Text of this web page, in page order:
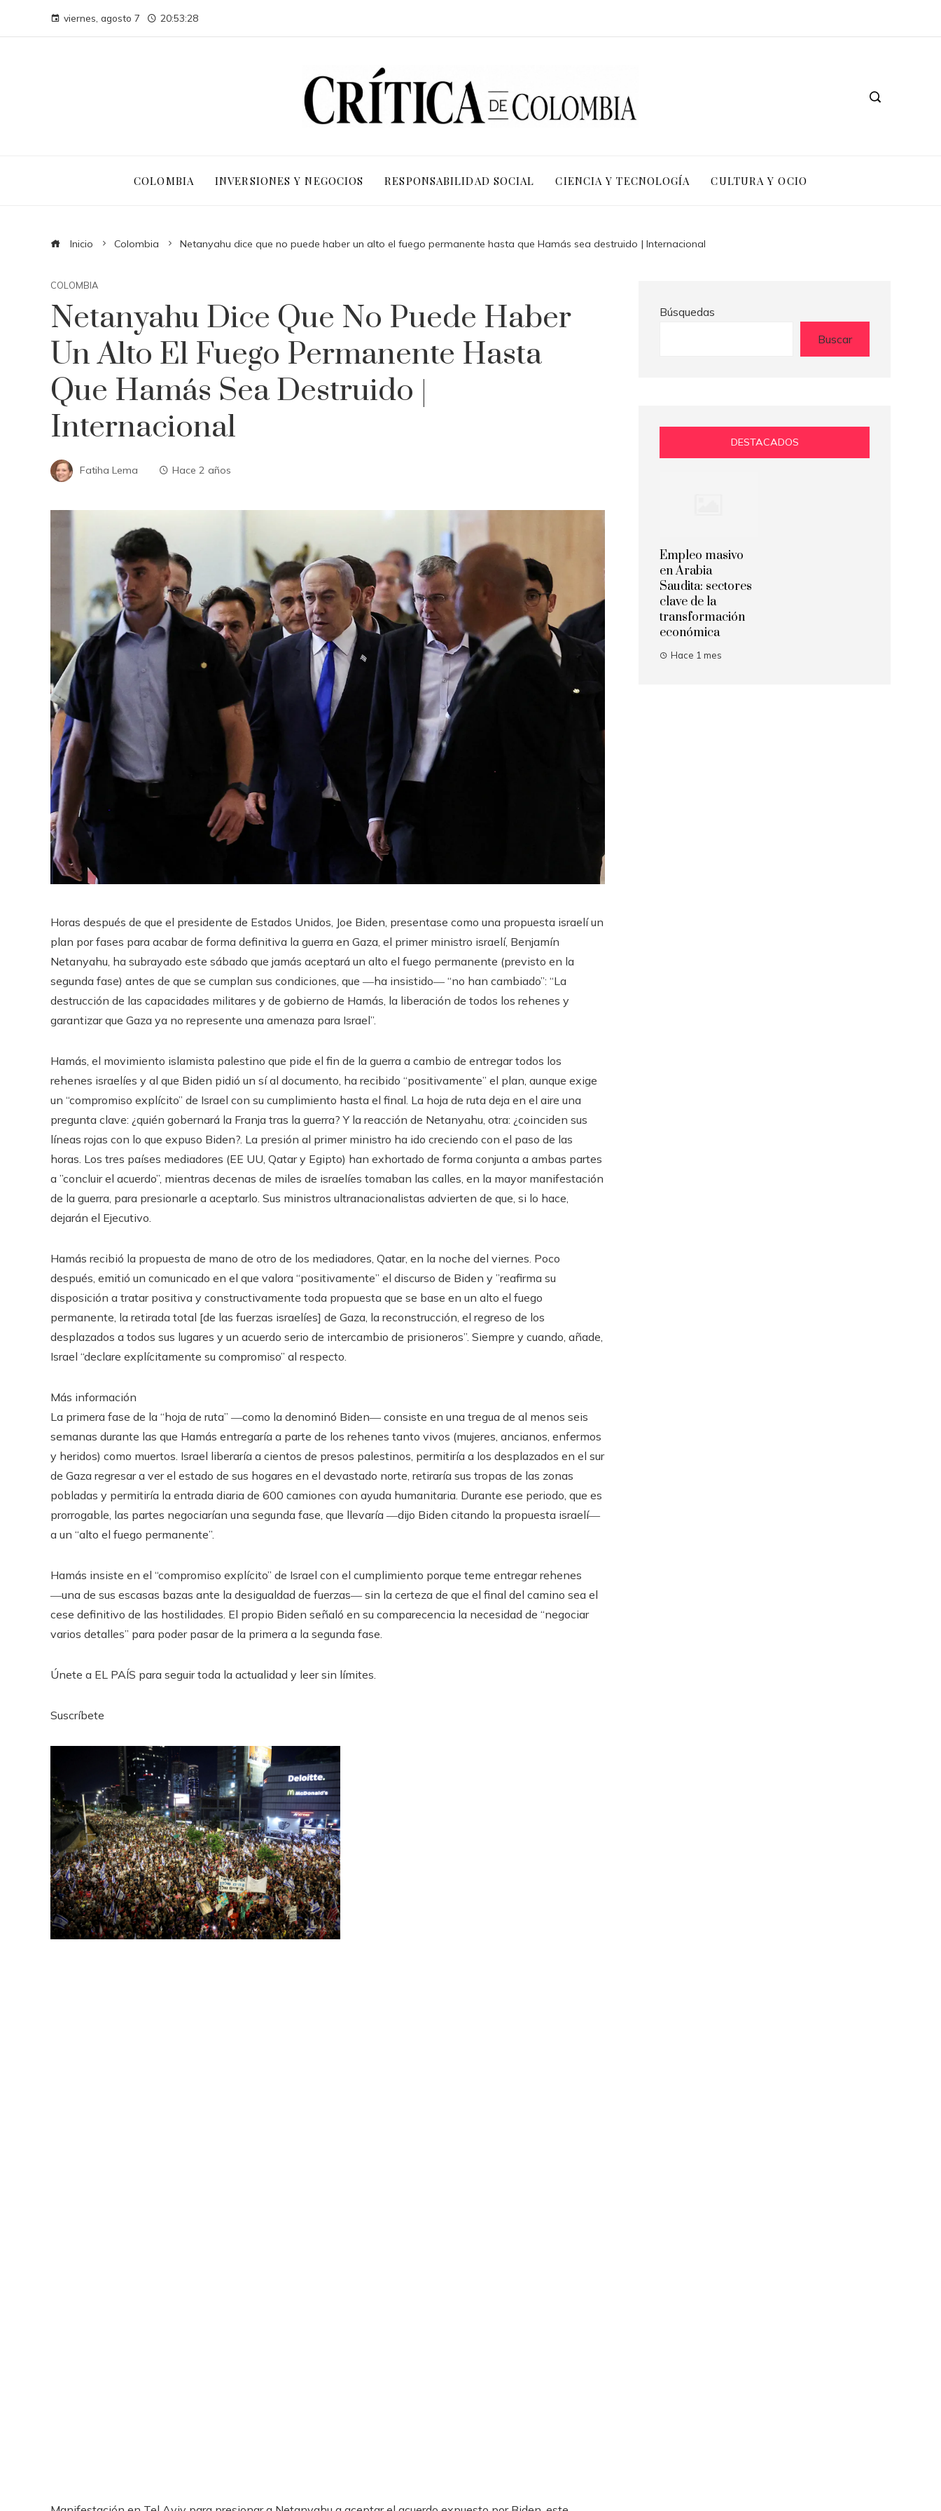
viernes, agosto 7 20:53:29
COLOMBIA INVERSIONES Y NEGOCIOS RESPONSABILIDAD SOCIAL CIENCIA Y TECNOLOGÍA CULTURA Y OCIO
Inicio Colombia Netanyahu dice que no puede haber un alto el fuego permanente hasta que Hamás sea destruido | Internacional
COLOMBIA
Netanyahu Dice Que No Puede Haber
Un Alto El Fuego Permanente Hasta
Que Hamás Sea Destruido |
Internacional
Fatiha Lema Hace 2 años
Horas después de que el presidente de Estados Unidos, Joe Biden, presentase como una propuesta israelí un
plan por fases para acabar de forma definitiva la guerra en Gaza, el primer ministro israelí, Benjamín
Netanyahu, ha subrayado este sábado que jamás aceptará un alto el fuego permanente (previsto en la
segunda fase) antes de que se cumplan sus condiciones, que ―ha insistido― “no han cambiado”: “La
destrucción de las capacidades militares y de gobierno de Hamás, la liberación de todos los rehenes y
garantizar que Gaza ya no represente una amenaza para Israel”.
Hamás, el movimiento islamista palestino que pide el fin de la guerra a cambio de entregar todos los
rehenes israelíes y al que Biden pidió un sí al documento, ha recibido “positivamente” el plan, aunque exige
un “compromiso explícito” de Israel con su cumplimiento hasta el final. La hoja de ruta deja en el aire una
pregunta clave: ¿quién gobernará la Franja tras la guerra? Y la reacción de Netanyahu, otra: ¿coinciden sus
líneas rojas con lo que expuso Biden?. La presión al primer ministro ha ido creciendo con el paso de las
horas. Los tres países mediadores (EE UU, Qatar y Egipto) han exhortado de forma conjunta a ambas partes
a ”concluir el acuerdo”, mientras decenas de miles de israelíes tomaban las calles, en la mayor manifestación
de la guerra, para presionarle a aceptarlo. Sus ministros ultranacionalistas advierten de que, si lo hace,
dejarán el Ejecutivo.
Hamás recibió la propuesta de mano de otro de los mediadores, Qatar, en la noche del viernes. Poco
después, emitió un comunicado en el que valora “positivamente” el discurso de Biden y ”reafirma su
disposición a tratar positiva y constructivamente toda propuesta que se base en un alto el fuego
permanente, la retirada total [de las fuerzas israelíes] de Gaza, la reconstrucción, el regreso de los
desplazados a todos sus lugares y un acuerdo serio de intercambio de prisioneros”. Siempre y cuando, añade,
Israel “declare explícitamente su compromiso” al respecto.
Más información
La primera fase de la “hoja de ruta” ―como la denominó Biden― consiste en una tregua de al menos seis
semanas durante las que Hamás entregaría a parte de los rehenes tanto vivos (mujeres, ancianos, enfermos
y heridos) como muertos. Israel liberaría a cientos de presos palestinos, permitiría a los desplazados en el sur
de Gaza regresar a ver el estado de sus hogares en el devastado norte, retiraría sus tropas de las zonas
pobladas y permitiría la entrada diaria de 600 camiones con ayuda humanitaria. Durante ese periodo, que es
prorrogable, las partes negociarían una segunda fase, que llevaría ―dijo Biden citando la propuesta israelí―
a un “alto el fuego permanente”.
Hamás insiste en el “compromiso explícito” de Israel con el cumplimiento porque teme entregar rehenes
―una de sus escasas bazas ante la desigualdad de fuerzas― sin la certeza de que el final del camino sea el
cese definitivo de las hostilidades. El propio Biden señaló en su comparecencia la necesidad de “negociar
varios detalles” para poder pasar de la primera a la segunda fase.
Únete a EL PAÍS para seguir toda la actualidad y leer sin límites.
Suscríbete
Búsquedas
Buscar
DESTACADOS
Empleo masivo
en Arabia
Saudita: sectores
clave de la
transformación
económica
Hace 1 mes